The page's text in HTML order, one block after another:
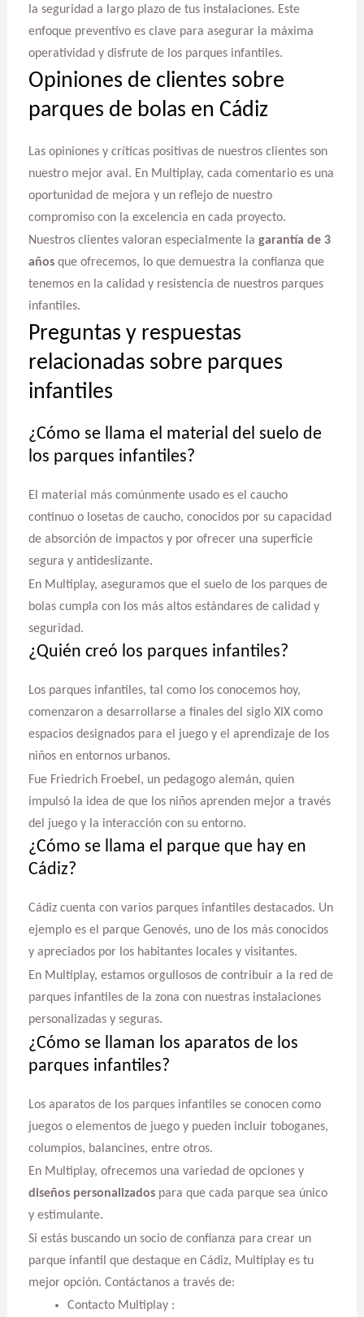
la seguridad a largo plazo de tus instalaciones. Este
enfoque preventivo es clave para asegurar la máxima
operatividad y disfrute de los parques infantiles.
Opiniones de clientes sobre
parques de bolas en Cádiz
Las opiniones y críticas positivas de nuestros clientes son
nuestro mejor aval. En Multiplay, cada comentario es una
oportunidad de mejora y un reflejo de nuestro
compromiso con la excelencia en cada proyecto.
Nuestros clientes valoran especialmente la garantía de 3
añosque ofrecemos, lo que demuestra la confianza que
tenemos en la calidad y resistencia de nuestros parques
infantiles.
Preguntas y respuestas
relacionadas sobre parques
infantiles
¿Cómo se llama el material del suelo de
los parques infantiles?
El material más comúnmente usado es el caucho
continuo o losetas de caucho, conocidos por su capacidad
de absorción de impactos y por ofrecer una superficie
segura y antideslizante.
En Multiplay, aseguramos que el suelo de los parques de
bolas cumpla con los más altos estándares de calidad y
seguridad.
¿Quién creó los parques infantiles?
Los parques infantiles, tal como los conocemos hoy,
comenzaron a desarrollarse a finales del siglo XIX como
espacios designados para el juego y el aprendizaje de los
niños en entornos urbanos.
Fue Friedrich Froebel, un pedagogo alemán, quien
impulsó la idea de que los niños aprenden mejor a través
del juego y la interacción con su entorno.
¿Cómo se llama el parque que hay en
Cádiz?
Cádiz cuenta con varios parques infantiles destacados. Un
ejemplo es el parque Genovés, uno de los más conocidos
y apreciados por los habitantes locales y visitantes.
En Multiplay, estamos orgullosos de contribuir a la red de
parques infantiles de la zona con nuestras instalaciones
personalizadas y seguras.
¿Cómo se llaman los aparatos de los
parques infantiles?
Los aparatos de los parques infantiles se conocen como
juegos o elementos de juego y pueden incluir toboganes,
columpios, balancines, entre otros.
En Multiplay, ofrecemos una variedad de opciones y
diseños personalizadospara que cada parque sea único
y estimulante.
Si estás buscando un socio de confianza para crear un
parque infantil que destaque en Cádiz, Multiplay es tu
mejor opción. Contáctanos a través de:
Contacto Multiplay :